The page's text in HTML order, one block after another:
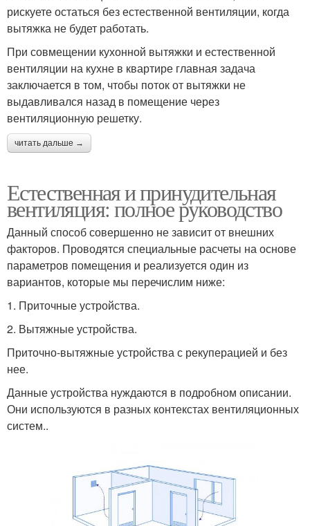
рискуете остаться без естественной вентиляции, когда
вытяжка не будет работать.
При совмещении кухонной вытяжки и естественной
вентиляции на кухне в квартире главная задача
заключается в том, чтобы поток от вытяжки не
выдавливался назад в помещение через
вентиляционную решетку.
читать дальше →
Естественная и принудительная
вентиляция: полное руководство
Данный способ совершенно не зависит от внешних
факторов. Проводятся специальные расчеты на основе
параметров помещения и реализуется один из
вариантов, которые мы перечислим ниже:
1. Приточные устройства.
2. Вытяжные устройства.
Приточно-вытяжные устройства с рекуперацией и без
нее.
Данные устройства нуждаются в подробном описании.
Они используются в разных контекстах вентиляционных
систем..